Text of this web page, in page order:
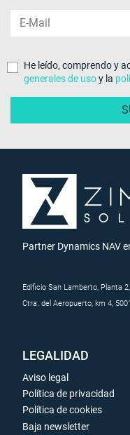
He leído, comprendo y
generales de usoy la
Partner Dynamics NAV
Edificio San Lamberto, Planta
Ctra. del Aeropuerto, km 4,
LEGALIDAD
Aviso legal
Política de privacidad
Política de cookies
Baja newsletter